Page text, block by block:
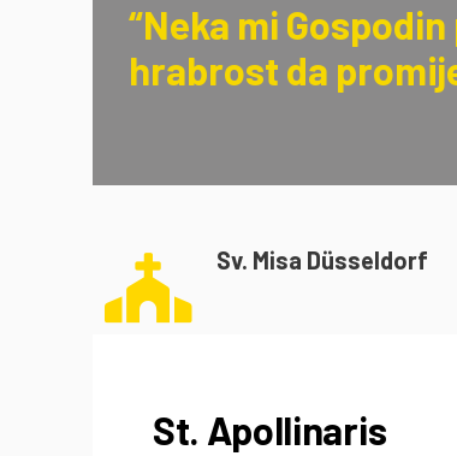
“Neka mi
hrabrost da
Sv. Misa Düsseldorf
St. Apollinaris